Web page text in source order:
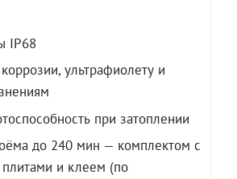
IP68
ультрафиолету и
при затоплении
до 240 мин — комплектом с
и клеем (по